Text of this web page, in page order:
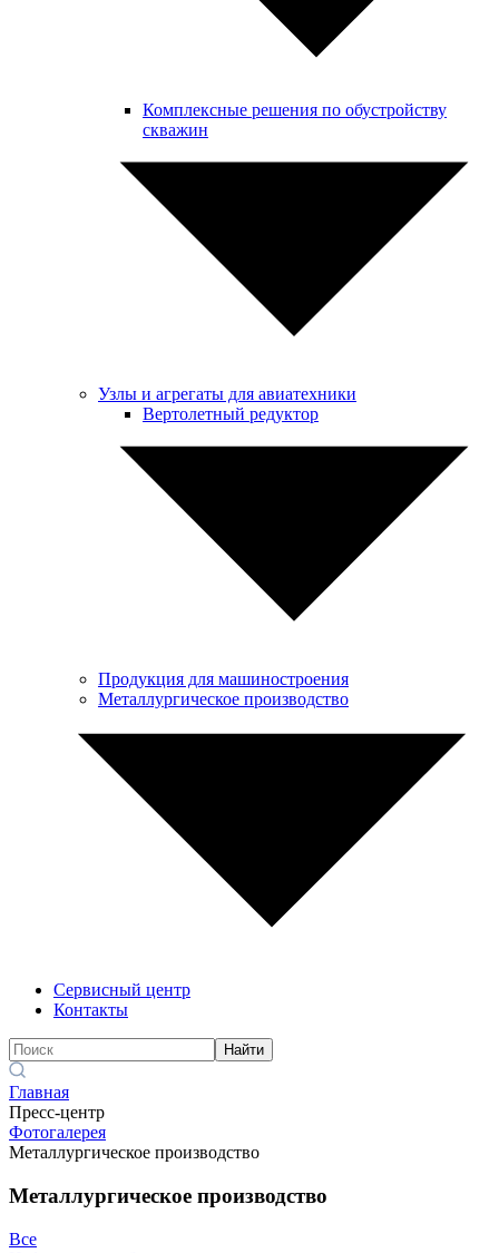
Комплексные решения по обустройству
скважин
Узлы и агрегаты для авиатехники
Вертолетный редуктор
Продукция для машиностроения
Металлургическое производство
Сервисный центр
Контакты
Найти
Главная
Пресс-центр
Фотогалерея
Металлургическое производство
Металлургическое производство
Все